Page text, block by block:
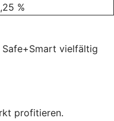
%
Safe+Smart vielfältig
profitieren.